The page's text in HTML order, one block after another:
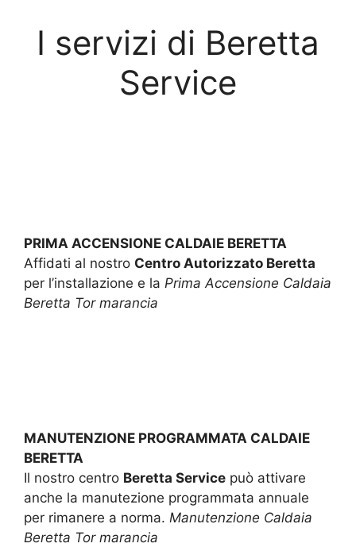
I servizi di Beretta
Service
PRIMA ACCENSIONE CALDAIE BERETTA
Affidati al nostro Centro Autorizzato Beretta
per l’installazione e la Prima Accensione Caldaia
Beretta Tor marancia
MANUTENZIONE PROGRAMMATA CALDAIE
BERETTA
Il nostro centro Beretta Service può attivare
anche la manutezione programmata annuale
per rimanere a norma. Manutenzione Caldaia
Beretta Tor marancia